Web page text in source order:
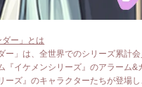
ー」とは
ー」は、全世界でのシリーズ累計
『イケメンシリーズ』のアラーム&
ーズ』のキャラクターたちが登場